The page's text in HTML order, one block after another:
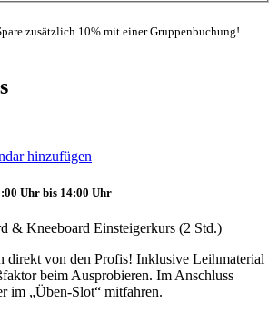
zusätzlich 10% mit einer Gruppenbuchung!
hinzufügen
Uhr bis 14:00 Uhr
& Kneeboard Einsteigerkurs (2 Std.)
direkt von den Profis! Inklusive Leihmaterial
beim Ausprobieren. Im Anschluss
im „Üben-Slot“ mitfahren.